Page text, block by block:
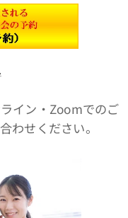
イン・Zoomでのご
わせください。